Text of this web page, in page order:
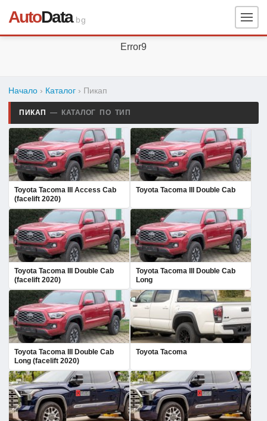
AutoData.bg
Error9
Начало › Каталог › Пикап
ПИКАП — КАТАЛОГ ПО ТИП
Toyota Tacoma III Access Cab
(facelift 2020)
Toyota Tacoma III Double Cab
Toyota Tacoma III Double Cab
(facelift 2020)
Toyota Tacoma III Double Cab
Long
Toyota Tacoma III Double Cab
Long (facelift 2020)
Toyota Tacoma